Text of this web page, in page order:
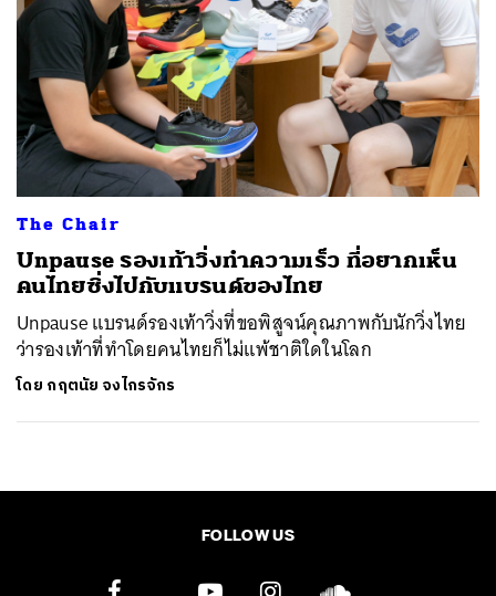
The Chair
Unpause รองเท้าวิ่งทำความเร็ว ที่อยากเห็น
คนไทยซิ่งไปกับแบรนด์ของไทย
Unpause แบรนด์รองเท้าวิ่งที่ขอพิสูจน์คุณภาพกับนักวิ่งไทย
ว่ารองเท้าที่ทำโดยคนไทยก็ไม่แพ้ชาติใดในโลก
โดย กฤตนัย จงไกรจักร
FOLLOW US
ค้นหา
SHARE TWEET LINE EMAIL